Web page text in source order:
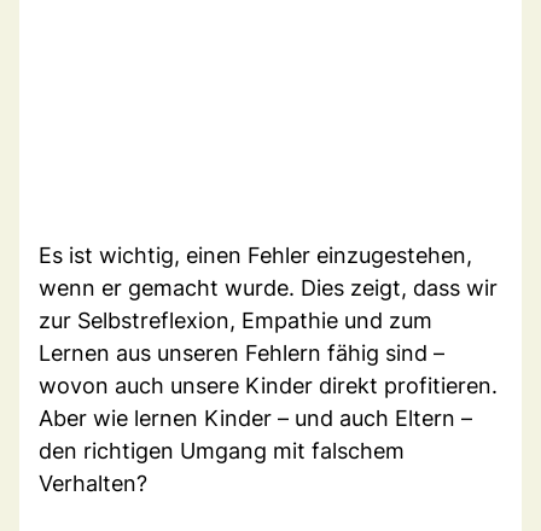
Es ist wichtig, einen Fehler einzugestehen,
wenn er gemacht wurde. Dies zeigt, dass wir
zur Selbstreflexion, Empathie und zum
Lernen aus unseren Fehlern fähig sind –
wovon auch unsere Kinder direkt profitieren.
Aber wie lernen Kinder – und auch Eltern –
den richtigen Umgang mit falschem
Verhalten?